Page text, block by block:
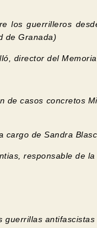
los guerrilleros
de Granada)
director del
de casos concretos
cargo de Sandra
responsable de
guerrillas